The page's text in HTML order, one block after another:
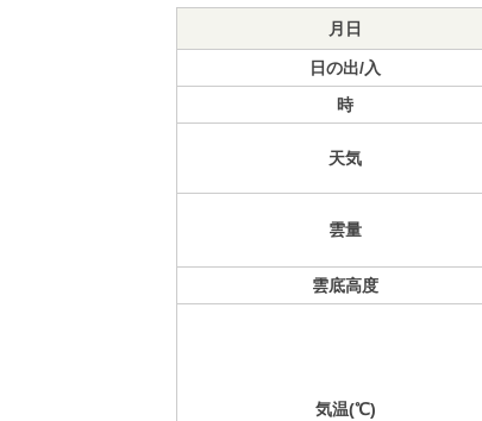
月日
日の出/入
時
天気
雲量
雲底高度
気温(℃)